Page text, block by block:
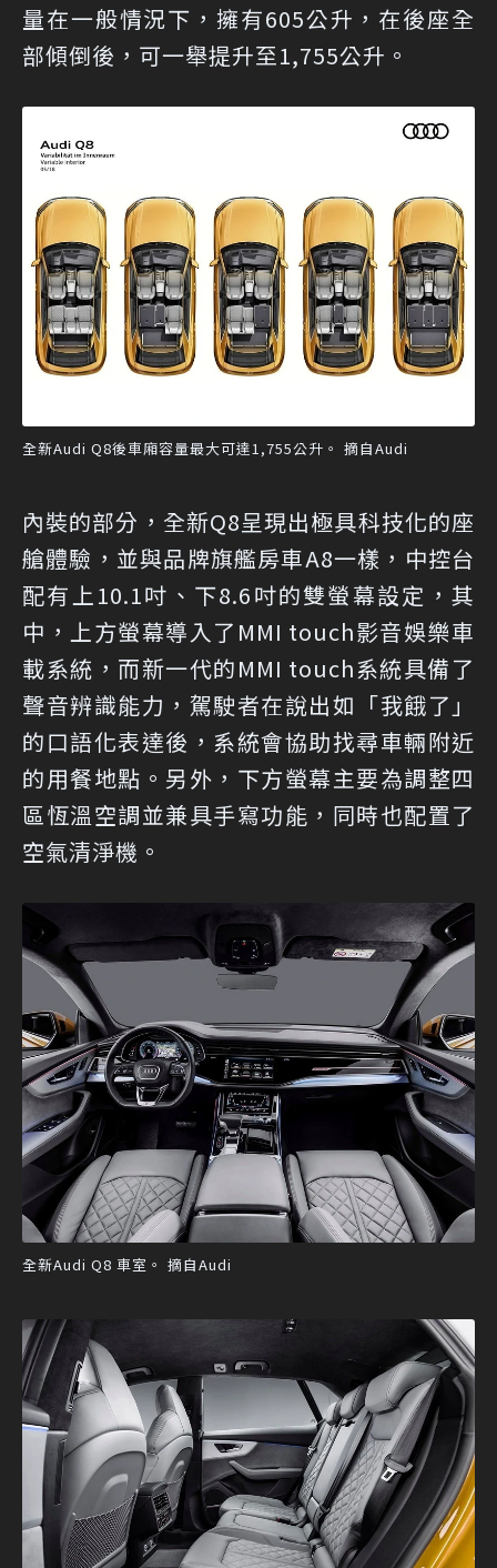
量在一般情況下，擁有605公升，在後座全
部傾倒後，可一舉提升至1,755公升。
全新Audi Q8後車廂容量最大可達1,755公升。 摘自Audi
內裝的部分，全新Q8呈現出極具科技化的座
艙體驗，並與品牌旗艦房車A8一樣，中控台
配有上10.1吋、下8.6吋的雙螢幕設定，其
中，上方螢幕導入了MMI touch影音娛樂車
載系統，而新一代的MMI touch系統具備了
聲音辨識能力，駕駛者在說出如「我餓了」
的口語化表達後，系統會協助找尋車輛附近
的用餐地點。另外，下方螢幕主要為調整四
區恆溫空調並兼具手寫功能，同時也配置了
空氣清淨機。
全新Audi Q8 車室。 摘自Audi